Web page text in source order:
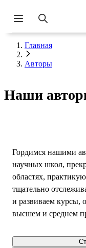
Главная
Авторы
Наши
Гордимся нашими
научных школ,
областях,
тщательно
и развиваем курсы,
высшем и среднем